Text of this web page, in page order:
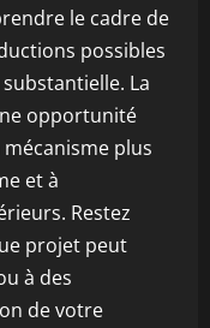
le cadre de
possibles
La
opportunité
mécanisme plus
et à
Restez
projet peut
à des
de votre